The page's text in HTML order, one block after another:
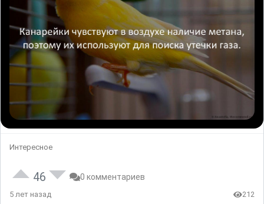
Интересное
46 0 комментариев
5 лет назад 212